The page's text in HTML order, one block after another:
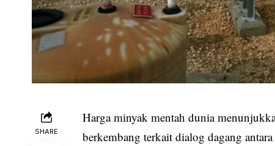
SHARE
Harga minyak mentah dunia
berkembang terkait dialog dagang